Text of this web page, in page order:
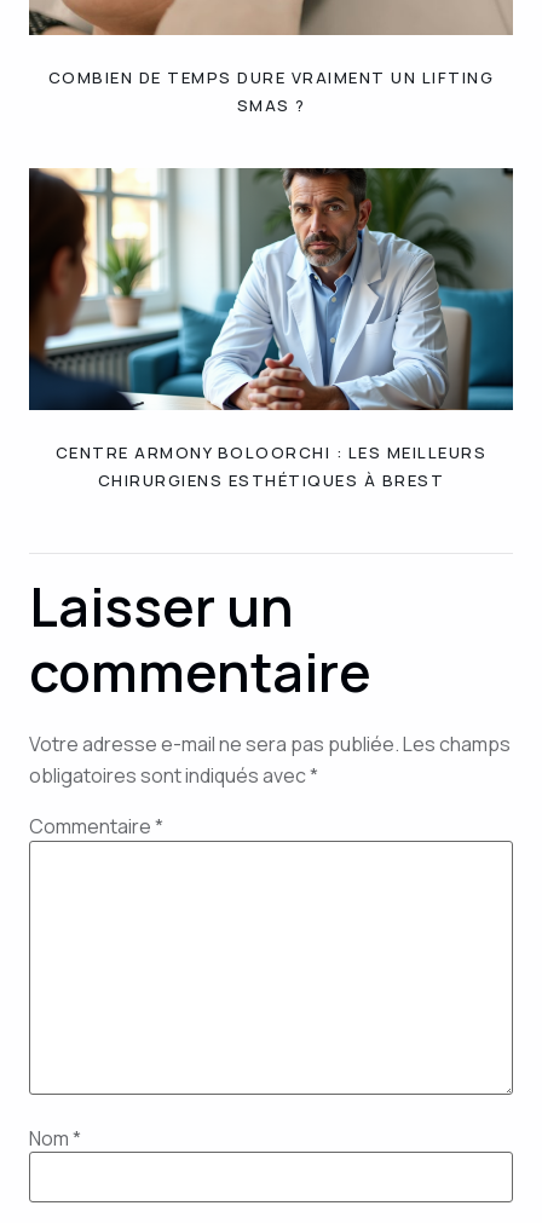
COMBIEN DE TEMPS DURE VRAIMENT UN LIFTING
SMAS ?
CENTRE ARMONY BOLOORCHI : LES MEILLEURS
CHIRURGIENS ESTHÉTIQUES À BREST
Laisser un
commentaire
Votre adresse e-mail ne sera pas publiée.Les champs
obligatoires sont indiqués avec*
Commentaire*
Nom*